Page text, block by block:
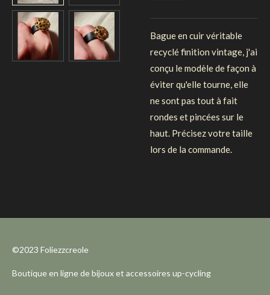
Bague en cuir véritable
recyclé finition vintage, j'ai
conçu le modèle de façon à
éviter qu'elle tourne, elle
ne sont pas tout à fait
rondes et pincées sur le
haut. Précisez votre taille
lors de la commande.
©2023 Foliezzcreole
Boutique en ligne de bijoux et accessoires up-cycling